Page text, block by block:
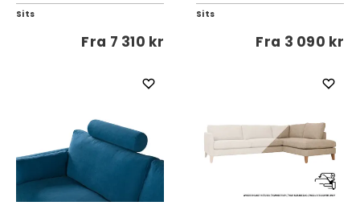
Sits
Fra 7 310 kr
Sits
Fra 3 090 kr